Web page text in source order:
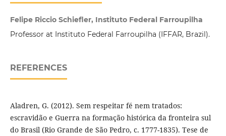
Felipe Riccio Schiefler, Instituto Federal Farroupilha
Professor at Instituto Federal Farroupilha (IFFAR, Brazil).
REFERENCES
Aladren, G. (2012). Sem respeitar fé nem tratados:
escravidão e Guerra na formação histórica da fronteira sul
do Brasil (Rio Grande de São Pedro, c. 1777-1835). Tese de